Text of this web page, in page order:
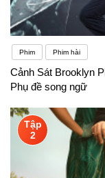
Phim Phim hài
Cảnh Sát Brooklyn
Phụ đề song ngữ
Tập
2